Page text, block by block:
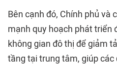
Bên cạnh đó, Chính phủ và
mạnh quy hoạch phát triển
không gian đô thị để giảm
tầng tại trung tâm, giúp các